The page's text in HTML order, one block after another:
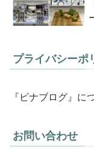
プライバシーポ
『ビナブログ』に
お問い合わせ